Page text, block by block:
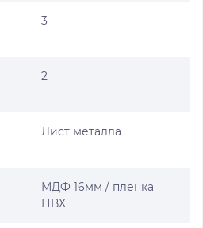
3
2
Лист металла
МДФ 16мм / пленка
ПВХ